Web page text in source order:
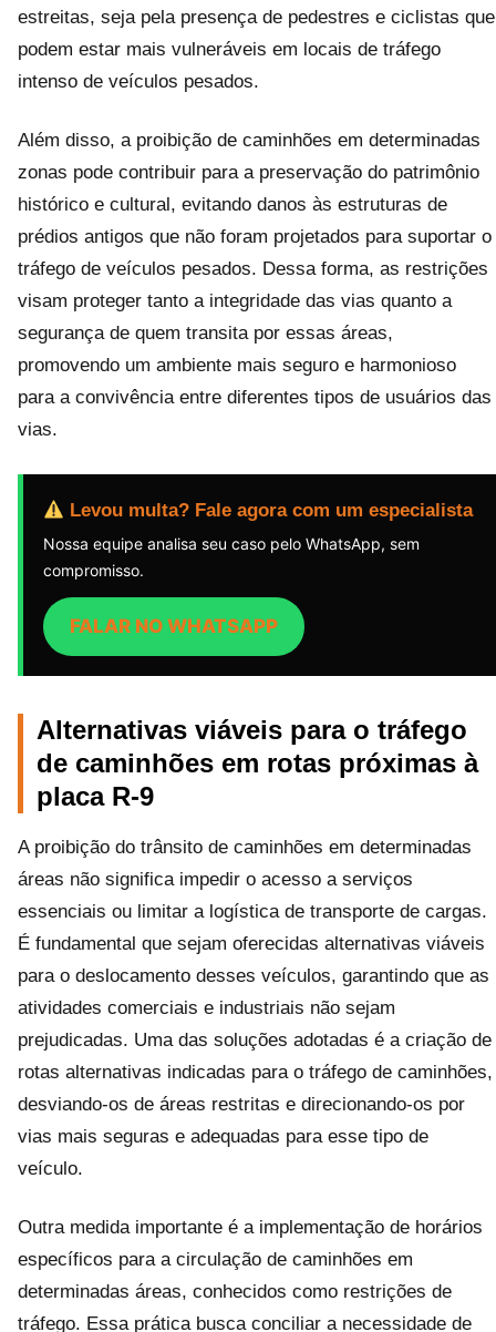
estreitas, seja pela presença de pedestres e ciclistas que
podem estar mais vulneráveis em locais de tráfego
intenso de veículos pesados.
Além disso, a proibição de caminhões em determinadas
zonas pode contribuir para a preservação do patrimônio
histórico e cultural, evitando danos às estruturas de
prédios antigos que não foram projetados para suportar o
tráfego de veículos pesados. Dessa forma, as restrições
visam proteger tanto a integridade das vias quanto a
segurança de quem transita por essas áreas,
promovendo um ambiente mais seguro e harmonioso
para a convivência entre diferentes tipos de usuários das
vias.
Levou multa? Fale agora com um especialista
Nossa equipe analisa seu caso pelo WhatsApp, sem
compromisso.
FALAR NO WHATSAPP
Alternativas viáveis para o tráfego
de caminhões em rotas próximas à
placa R-9
A proibição do trânsito de caminhões em determinadas
áreas não significa impedir o acesso a serviços
essenciais ou limitar a logística de transporte de cargas.
É fundamental que sejam oferecidas alternativas viáveis
para o deslocamento desses veículos, garantindo que as
atividades comerciais e industriais não sejam
prejudicadas. Uma das soluções adotadas é a criação de
rotas alternativas indicadas para o tráfego de caminhões,
desviando-os de áreas restritas e direcionando-os por
vias mais seguras e adequadas para esse tipo de
veículo.
Outra medida importante é a implementação de horários
específicos para a circulação de caminhões em
determinadas áreas, conhecidos como restrições de
tráfego. Essa prática busca conciliar a necessidade de